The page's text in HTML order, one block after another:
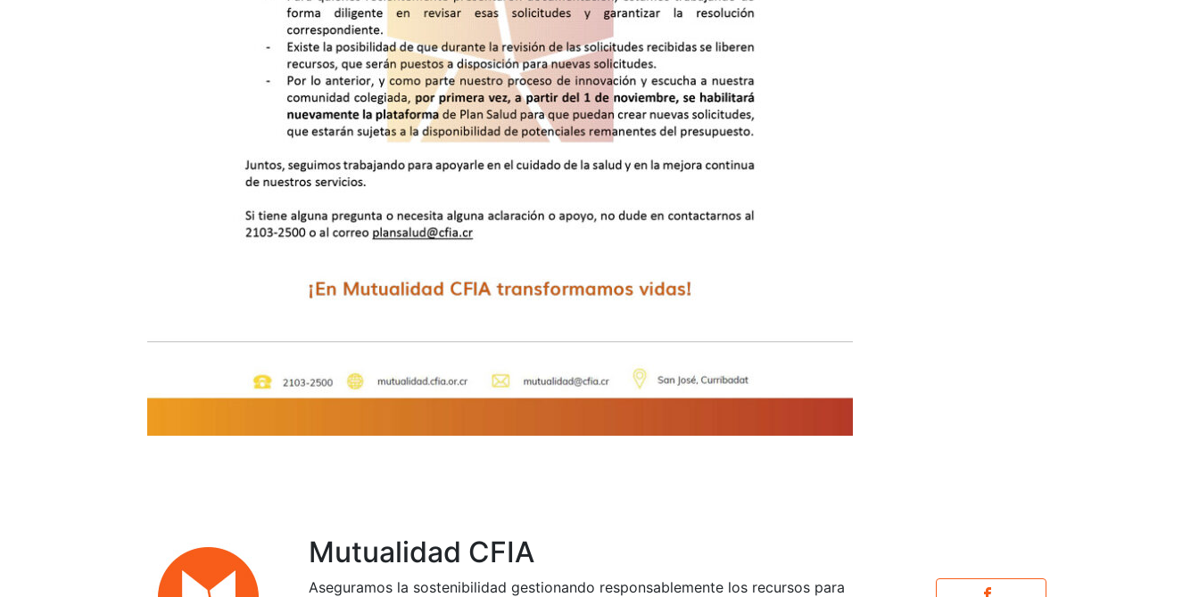
Mutualidad CFIA
Aseguramos la sostenibilidad gestionando responsablemente los recursos para